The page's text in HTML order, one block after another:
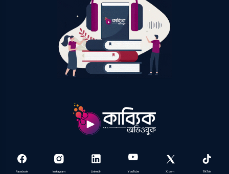
Facebook Instagram LinkedIn YouTube X.com TikTok